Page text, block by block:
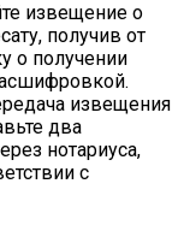
извещение о
получив от
о получении
извещения
два
нотариуса,
с